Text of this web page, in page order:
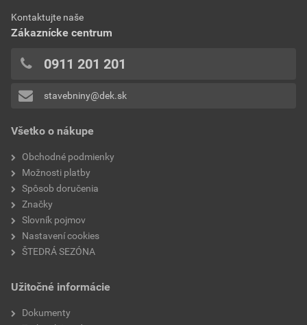
Všetko o nákupe
Obchodné podmienky
Možnosti platby
Spôsob doručenia
Značky
Slovník pojmov
Nastavení cookies
ŠTEDRÁ SEZÓNA
Užitočné informácie
Dokumenty
Kontaktujte naše
Zákaznícke centrum
0911 201 201
stavebniny@dek.sk